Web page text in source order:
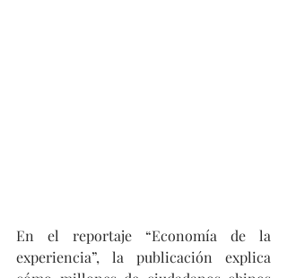
En el reportaje “Economía de la
experiencia”, la publicación explica